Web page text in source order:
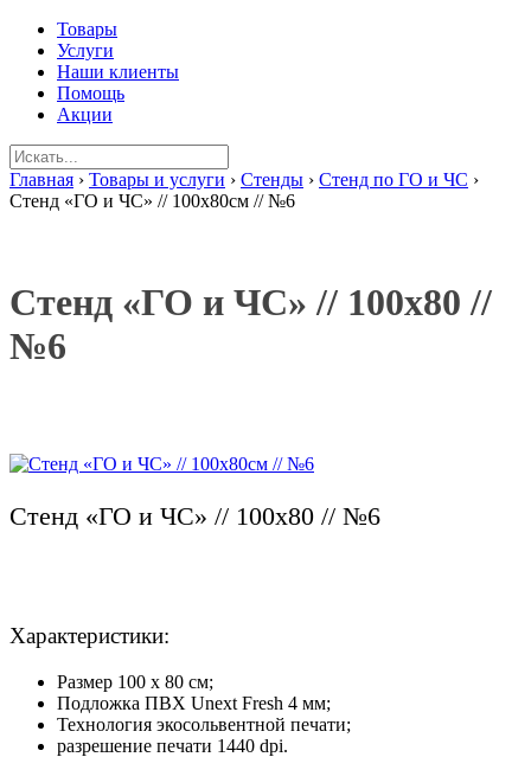
Товары
Услуги
Наши клиенты
Помощь
Акции
Главная › Товары и услуги › Стенды › Стенд по ГО и ЧС ›
Стенд «ГО и ЧС» // 100х80см // №6
Стенд «ГО и ЧС» // 100х80 //
№6
Стенд «ГО и ЧС» // 100х80 // №6
Характеристики:
Размер 100 х 80 см;
Подложка ПВХ Unext Fresh 4 мм;
Технология экосольвентной печати;
разрешение печати 1440 dpi.